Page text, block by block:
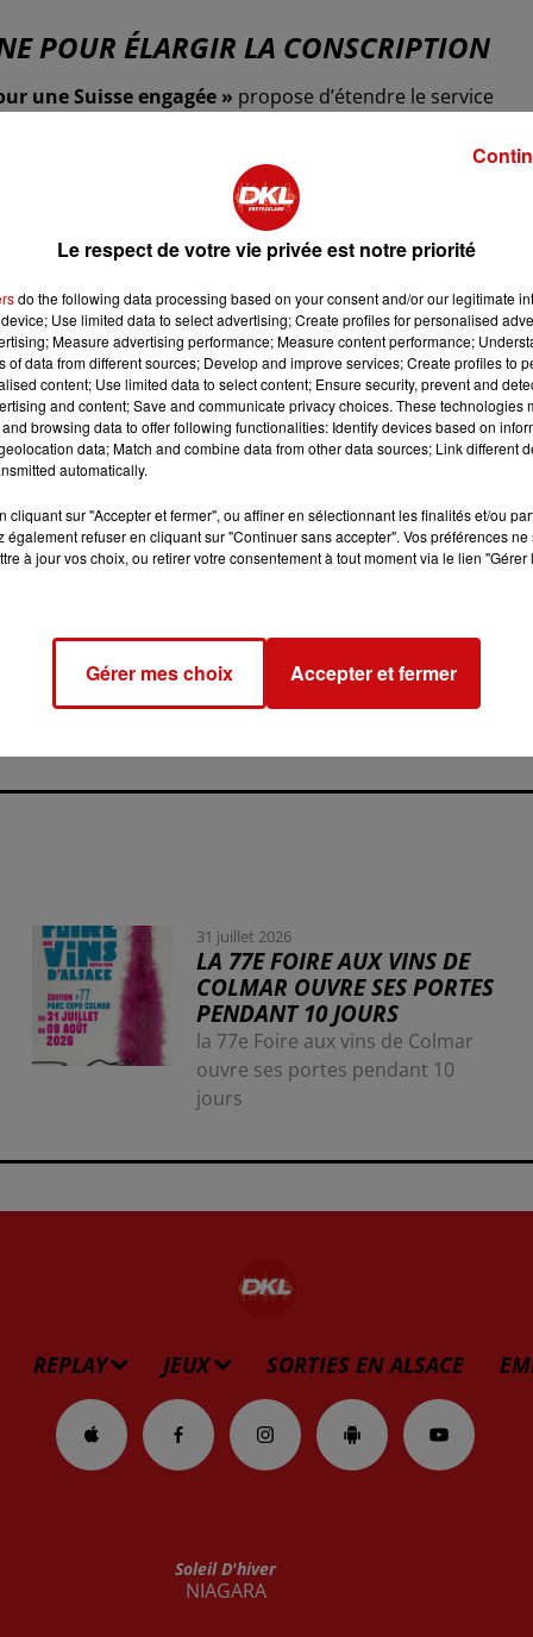
POUR ÉLARGIR LA CONSCRIPTION
une Suisse engagée » propose d’étendre le service
28 000servent dans l’armée, la
, en rendant le service obligatoire pour tous
forte opposition.
nuirait à l’économie nationale, provoquant une
importantpour le pays.
DU SERVICE MILITAIRE OBLIGATOIRE
L’Allemagne, qui avaitsupprimé la conscription en
du chancelierFriedrich Merza présenté un
militaire, sur la base du volontariat dans un premier
octobre.
40 000 jeunes hommes et femmes chaque année
la sécurité et la cohésion nationale, mais qui divise
31 juillet 2026
LA 77E FOIRE AUX VINS DE
COLMAR OUVRE SES PORTES
PENDANT 10 JOURS
la 77e Foire aux vins de Colmar
ouvre ses portes pendant 10
jours
REPLAY JEUX SORTIES EN ALSACE
Soleil D'hiver
NIAGARA
Le respect de votre vie privée est notre priorité
do the following data processing based on your consent and/or our legitimate
Use limited data to select advertising; Create profiles for personalised
Measure advertising performance; Measure content performance;
of data from different sources; Develop and improve services; Create profiles to
content; Use limited data to select content; Ensure security, prevent and
and content; Save and communicate privacy choices. These technologies
browsing data to offer following functionalities: Identify devices based on
data; Match and combine data from other data sources; Link different
automatically.
cliquant sur "Accepter et fermer", ou affiner en sélectionnant les finalités et/ou
également refuser en cliquant sur "Continuer sans accepter". Vos préférences
à jour vos choix, ou retirer votre consentement à tout moment via le lien
Gérer mes choix Accepter et fermer